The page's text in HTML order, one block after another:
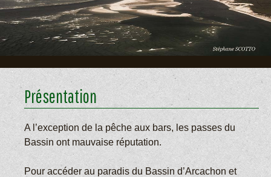
Présentation
A l’exception de la pêche aux bars, les passes du
Bassin ont mauvaise réputation.
Pour accéder au paradis du Bassin d’Arcachon et